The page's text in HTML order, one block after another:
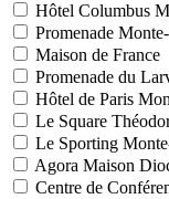
Hôtel Columbus
Promenade
Maison de France
Promenade du
Hôtel de Paris
Le Square
Le Sporting
Agora Maison
Centre de